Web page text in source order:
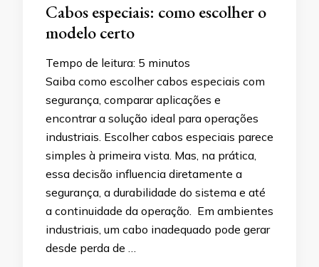
Cabos especiais: como escolher o
modelo certo
Tempo de leitura: 5 minutos
Saiba como escolher cabos especiais com
segurança, comparar aplicações e
encontrar a solução ideal para operações
industriais. Escolher cabos especiais parece
simples à primeira vista. Mas, na prática,
essa decisão influencia diretamente a
segurança, a durabilidade do sistema e até
a continuidade da operação. Em ambientes
industriais, um cabo inadequado pode gerar
desde perda de …